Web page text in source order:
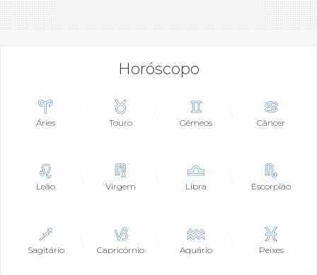
Horóscopo
Áries Touro Gêmeos Câncer
Leão Virgem Libra Escorpião
Sagitário Capricórnio Aquário Peixes